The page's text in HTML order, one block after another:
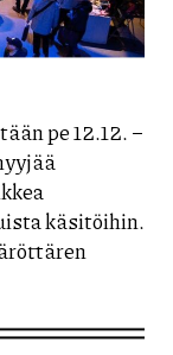
pe 12.12. –
käsitöihin.